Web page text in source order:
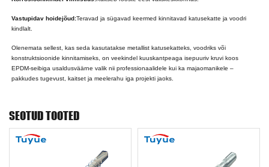
Vastupidav hoidejõud:Teravad ja sügavad keermed kinnitavad katusekatte ja voodri
kindlalt.
Olenemata sellest, kas seda kasutatakse metallist katusekatteks, voodriks või
konstruktsioonide kinnitamiseks, on veekindel kuuskantpeaga isepuuriv kruvi koos
EPDM-seibiga usaldusväärne valik nii professionaalidele kui ka majaomanikele –
pakkudes tugevust, kaitset ja meelerahu iga projekti jaoks.
SEOTUD TOOTED